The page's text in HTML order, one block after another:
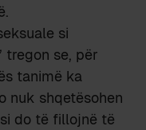
si
tregon se, për
tanimë ka
nuk shqetësohen
do të fillojnë të